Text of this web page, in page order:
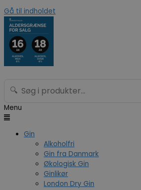
Gå til indholdet
🔍
Menu
Gin
Alkoholfri
Gin fra Danmark
Økologisk Gin
Ginlikør
London Dry Gin